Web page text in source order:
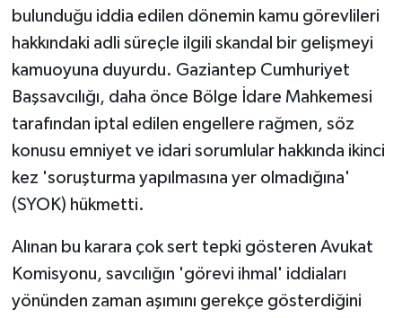
bulunduğu iddia edilen dönemin kamu görevlileri
hakkındaki adli süreçle ilgili skandal bir gelişmeyi
kamuoyuna duyurdu. Gaziantep Cumhuriyet
Başsavcılığı, daha önce Bölge İdare Mahkemesi
tarafından iptal edilen engellere rağmen, söz
konusu emniyet ve idari sorumlular hakkında ikinci
kez 'soruşturma yapılmasına yer olmadığına'
(SYOK) hükmetti.
Alınan bu karara çok sert tepki gösteren Avukat
Komisyonu, savcılığın 'görevi ihmal' iddiaları
yönünden zaman aşımını gerekçe gösterdiğini